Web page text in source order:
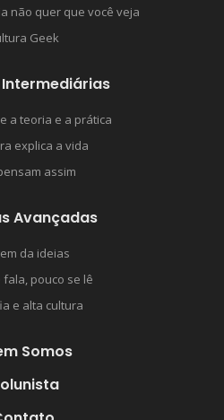
não quer que você veja
Geek
a teoria e a prática
explica a vida
assim
Avançadas
da ideias
fala, pouco se lê
e alta cultura
Somos